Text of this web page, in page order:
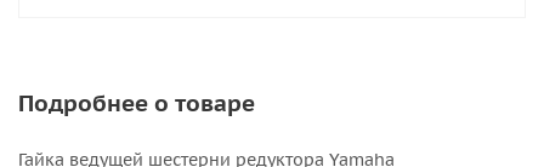
Подробнее о товаре
Гайка ведущей шестерни редуктора Yamaha